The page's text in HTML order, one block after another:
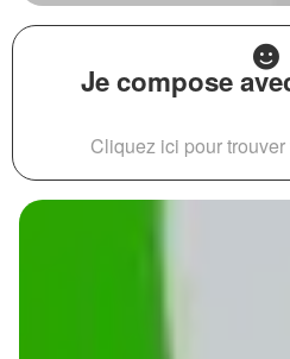
Je compose
Cliquez ici pour